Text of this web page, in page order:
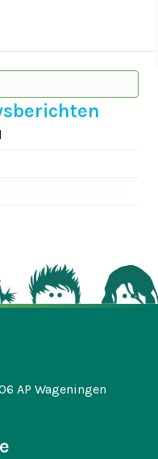
AP Wageningen